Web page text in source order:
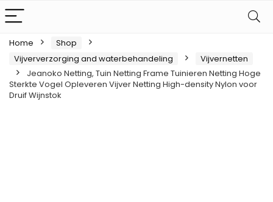
Home
Shop
Vijververzorging and waterbehandeling
Vijvernetten
Jeanoko Netting, Tuin Netting Frame Tuinieren Netting Hoge
Sterkte Vogel Opleveren Vijver Netting High-density Nylon voor
Druif Wijnstok